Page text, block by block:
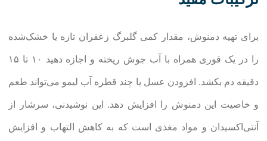
برای تهیه دمنوش، مقدار کمی گلبرگ زعفران تازه یا خشک‌شده
را در یک قوری همراه با آب جوش ریخته و اجازه دهید ۱۰ تا ۱۵
دقیقه دم بکشد. افزودن عسل یا چند قطره آب لیمو می‌تواند طعم
و خاصیت این دمنوش را افزایش دهد. این نوشیدنی، سرشار از
آنتی‌اکسیدان و مواد مغذی است که به کاهش التهاب و افزایش